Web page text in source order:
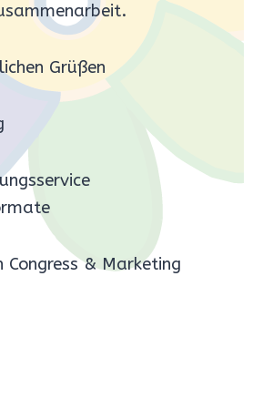
Grüßen
Congress & Marketing